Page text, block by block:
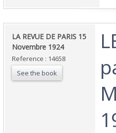
‎LA REVUE DE PARIS 15
Novembre 1924‎
Reference : 14658
See the book